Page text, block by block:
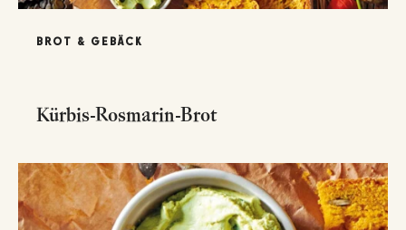
BROT & GEBÄCK
Kürbis-Rosmarin-Brot